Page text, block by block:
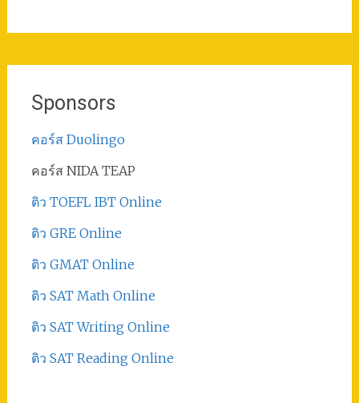
Sponsors
คอร์ส Duolingo
คอร์ส NIDA TEAP
ติว TOEFL IBT Online
ติว GRE Online
ติว GMAT Online
ติว SAT Math Online
ติว SAT Writing Online
ติว SAT Reading Online